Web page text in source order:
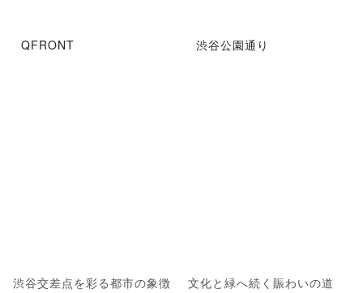
QFRONT
渋谷交差点を彩る都市の象徴
渋谷公園通り
文化と緑へ続く賑わいの道